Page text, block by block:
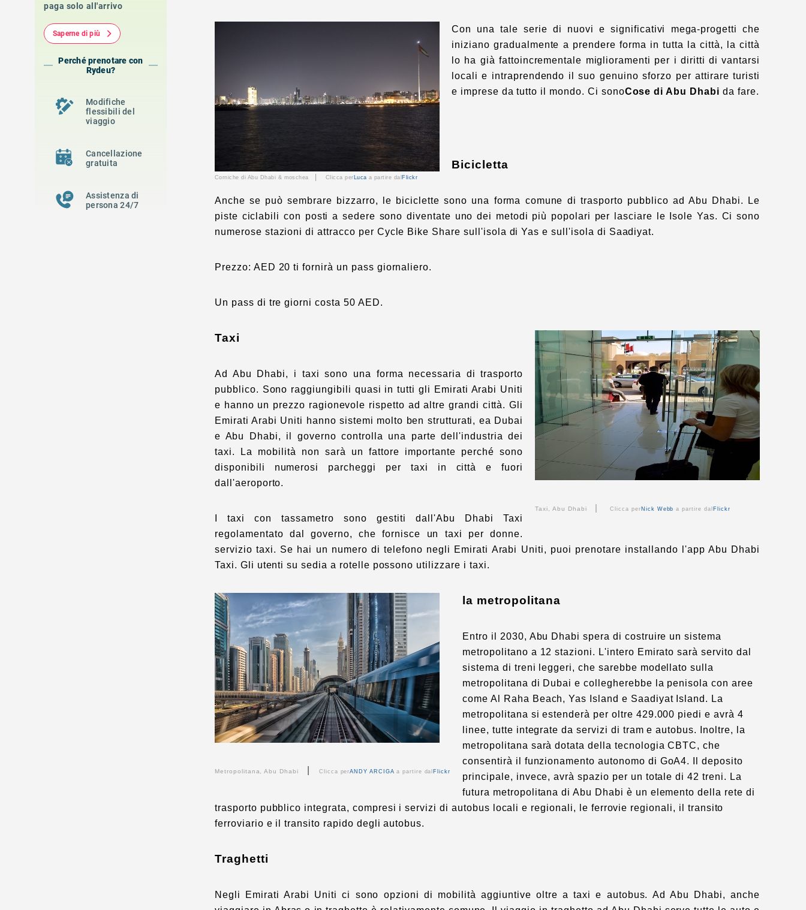
paga solo all'arrivo
Saperne di più
Perché prenotare con
Rydeu?
Modifiche
flessibili del
viaggio
Cancellazione
gratuita
Assistenza di
persona 24/7
Corniche di Abu Dhabi & moschea Clicca per Luca a partire dal Flickr
Con una tale serie di nuovi e significativi mega-progetti che
iniziano gradualmente a prendere forma in tutta la città, la città
lo ha già fattoincrementale miglioramenti per i diritti di vantarsi
locali e intraprendendo il suo genuino sforzo per attirare turisti
e imprese da tutto il mondo. Ci sonoCose di Abu Dhabi da fare.
Bicicletta
Anche se può sembrare bizzarro, le biciclette sono una forma comune di trasporto pubblico ad Abu Dhabi. Le
piste ciclabili con posti a sedere sono diventate uno dei metodi più popolari per lasciare le Isole Yas. Ci sono
numerose stazioni di attracco per Cycle Bike Share sull'isola di Yas e sull'isola di Saadiyat.
Prezzo: AED 20 ti fornirà un pass giornaliero.
Un pass di tre giorni costa 50 AED.
Taxi, Abu Dhabi |Clicca per Nick Webb a partire dal Flickr
Taxi
Ad Abu Dhabi, i taxi sono una forma necessaria di trasporto
pubblico. Sono raggiungibili quasi in tutti gli Emirati Arabi Uniti
e hanno un prezzo ragionevole rispetto ad altre grandi città. Gli
Emirati Arabi Uniti hanno sistemi molto ben strutturati, ea Dubai
e Abu Dhabi, il governo controlla una parte dell'industria dei
taxi. La mobilità non sarà un fattore importante perché sono
disponibili numerosi parcheggi per taxi in città e fuori
dall'aeroporto.
I taxi con tassametro sono gestiti dall'Abu Dhabi Taxi
regolamentato dal governo, che fornisce un taxi per donne.
servizio taxi. Se hai un numero di telefono negli Emirati Arabi Uniti, puoi prenotare installando l'app Abu Dhabi
Taxi. Gli utenti su sedia a rotelle possono utilizzare i taxi.
Metropolitana, Abu Dhabi Clicca perANDY ARCIGAa partire dal Flickr
la metropolitana
Entro il 2030, Abu Dhabi spera di costruire un sistema
metropolitano a 12 stazioni. L'intero Emirato sarà servito dal
sistema di treni leggeri, che sarebbe modellato sulla
metropolitana di Dubai e collegherebbe la penisola con aree
come Al Raha Beach, Yas Island e Saadiyat Island. La
metropolitana si estenderà per oltre 429.000 piedi e avrà 4
linee, tutte integrate da servizi di tram e autobus. Inoltre, la
metropolitana sarà dotata della tecnologia CBTC, che
consentirà il funzionamento autonomo di GoA4. Il deposito
principale, invece, avrà spazio per un totale di 42 treni. La
futura metropolitana di Abu Dhabi è un elemento della rete di
trasporto pubblico integrata, compresi i servizi di autobus locali e regionali, le ferrovie regionali, il transito
ferroviario e il transito rapido degli autobus.
Traghetti
Negli Emirati Arabi Uniti ci sono opzioni di mobilità aggiuntive oltre a taxi e autobus. Ad Abu Dhabi, anche